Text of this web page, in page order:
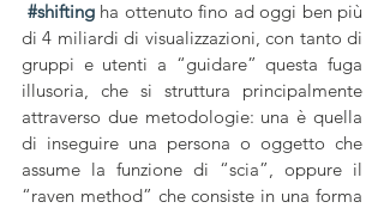
#shifting ha ottenuto fino ad oggi ben più
di 4 miliardi di visualizzazioni, con tanto di
gruppi e utenti a “guidare” questa fuga
illusoria, che si struttura principalmente
attraverso due metodologie: una è quella
di inseguire una persona o oggetto che
assume la funzione di “scia”, oppure il
“raven method” che consiste in una forma